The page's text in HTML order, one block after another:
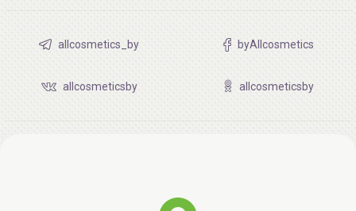
allcosmetics_by byAllcosmetics
allcosmeticsby allcosmeticsby